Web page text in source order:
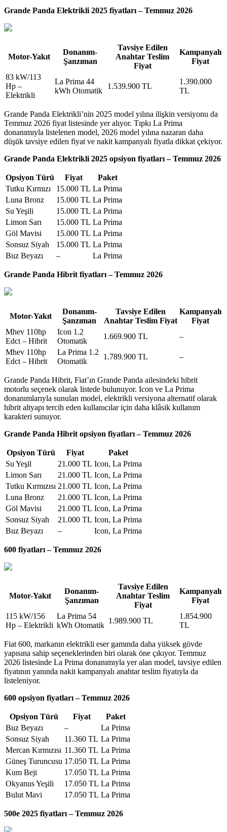
Grande Panda Elektrikli 2025 fiyatları – Temmuz 2026
Motor-Yakıt
Donanım-
Şanzıman
Tavsiye Edilen
Anahtar Teslim
Fiyat
Kampanyalı
Fiyat
83 kW/113
Hp –
Elektrikli
La Prima 44
kWh Otomatik
1.539.900 TL
1.390.000
TL
Grande Panda Elektrikli’nin 2025 model yılına ilişkin versiyonu da
Temmuz 2026 fiyat listesinde yer alıyor. Tıpkı La Prima
donanımıyla listelenen model, 2026 model yılına nazaran daha
düşük tavsiye edilen fiyat ve nakit kampanyalı fiyatla dikkat çekiyor.
Grande Panda Elektrikli 2025 opsiyon fiyatları – Temmuz 2026
Opsiyon Türü Fiyat
Paket
Tutku Kırmızı
15.000 TL La Prima
Luna Bronz
15.000 TL La Prima
Su Yeşili
15.000 TL La Prima
Limon Sarı
15.000 TL La Prima
Göl Mavisi
15.000 TL La Prima
Sonsuz Siyah
15.000 TL La Prima
Buz Beyazı
– La Prima
Grande Panda Hibrit fiyatları – Temmuz 2026
Motor-Yakıt
Donanım-
Şanzıman
Tavsiye Edilen
Anahtar Teslim Fiyat
Kampanyalı
Fiyat
Mhev 110hp
Edct – Hibrit
Icon 1.2
Otomatik
1.669.900 TL
–
Mhev 110hp
Edct – Hibrit
La Prima 1.2
Otomatik
1.789.900 TL –
Grande Panda Hibrit, Fiat’ın Grande Panda ailesindeki hibrit
motorlu seçenek olarak listede bulunuyor. Icon ve La Prima
donanımlarıyla sunulan model, elektrikli versiyona alternatif olarak
hibrit altyapı tercih eden kullanıcılar için daha klâsik kullanım
karakteri sunuyor.
Grande Panda Hibrit opsiyon fiyatları – Temmuz 2026
Opsiyon Türü Fiyat
Paket
Su Yeşil
21.000 TL Icon, La Prima
Limon Sarı
21.000 TL Icon, La Prima
Tutku Kırmızısı 21.000 TL Icon, La Prima
Luna Bronz
21.000 TL Icon, La Prima
Göl Mavisi
21.000 TL Icon, La Prima
Sonsuz Siyah
21.000 TL Icon, La Prima
Buz Beyazı
– Icon, La Prima
600 fiyatları – Temmuz 2026
Motor-Yakıt
Donanım-
Şanzıman
Tavsiye Edilen
Anahtar Teslim
Fiyat
Kampanyalı
Fiyat
115 kW/156
Hp – Elektrikli
La Prima 54
kWh Otomatik
1.989.900 TL
1.854.900
TL
Fiat 600, markanın elektrikli eser gamında daha yüksek gövde
yapısına sahip seçeneklerinden biri olarak öne çıkıyor. Temmuz
2026 listesinde La Prima donanımıyla yer alan model, tavsiye edilen
fiyatının yanında nakit kampanyalı anahtar teslim fiyatıyla da
listeleniyor.
600 opsiyon fiyatları – Temmuz 2026
Opsiyon Türü Fiyat
Paket
Buz Beyazı
–
La Prima
Sonsuz Siyah
11.360 TL La Prima
Mercan Kırmızısı 11.360 TL La Prima
Güneş Turuncusu 17.050 TL La Prima
Kum Beji
17.050 TL La Prima
Okyanus Yeşili
17.050 TL La Prima
Bulut Mavi
17.050 TL La Prima
500e 2025 fiyatları – Temmuz 2026